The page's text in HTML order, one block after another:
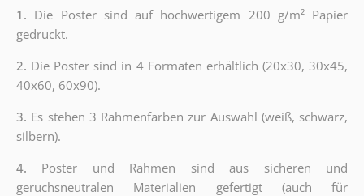
1. Die Poster sind auf hochwertigem 200 g/m² Papier
gedruckt.
2. Die Poster sind in 4 Formaten erhältlich (20x30, 30x45,
40x60, 60x90).
3. Es stehen 3 Rahmenfarben zur Auswahl (weiß, schwarz,
silbern).
4. Poster und Rahmen sind aus sicheren und
geruchsneutralen Materialien gefertigt (auch für